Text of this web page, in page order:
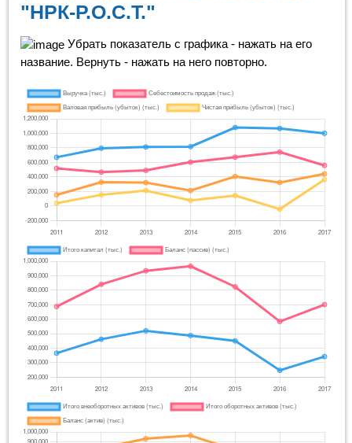
"НРК-Р.О.С.Т."
Убрать показатель с графика - нажать на его
название. Вернуть - нажать на него повторно.